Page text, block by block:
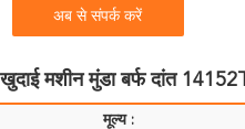
अब से संपर्क करें
मशीन मुंडा बर्फ दांत
मूल्य :